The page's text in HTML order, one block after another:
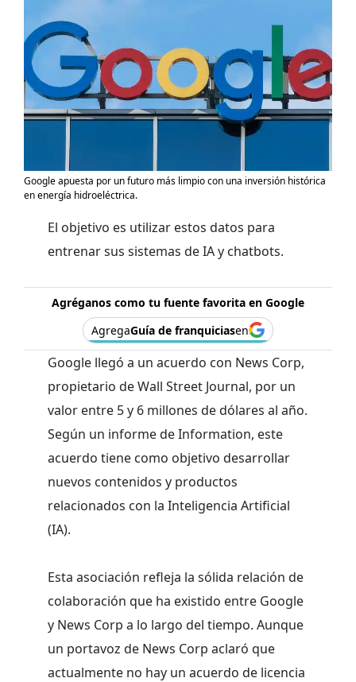
Google apuesta por un futuro más limpio con una inversión histórica
en energía hidroeléctrica.
El objetivo es utilizar estos datos para
entrenar sus sistemas de IA y chatbots.
Agréganos como tu fuente favorita en Google
AgregaGuía de franquiciasen
Google llegó a un acuerdo con News Corp,
propietario de Wall Street Journal, por un
valor entre 5 y 6 millones de dólares al año.
Según un informe de Information, este
acuerdo tiene como objetivo desarrollar
nuevos contenidos y productos
relacionados con la Inteligencia Artificial
(IA).
Esta asociación refleja la sólida relación de
colaboración que ha existido entre Google
y News Corp a lo largo del tiempo. Aunque
un portavoz de News Corp aclaró que
actualmente no hay un acuerdo de licencia